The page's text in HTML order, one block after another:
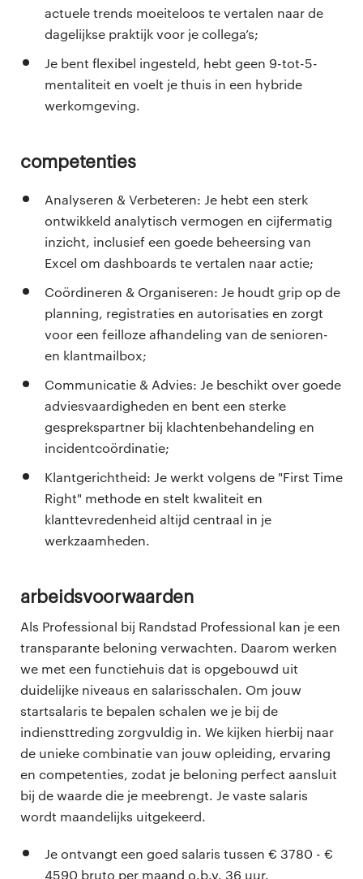
actuele trends moeiteloos te vertalen naar de
dagelijkse praktijk voor je collega’s;
Je bent flexibel ingesteld, hebt geen 9-tot-5-
mentaliteit en voelt je thuis in een hybride
werkomgeving.
Competenties
Analyseren & Verbeteren: Je hebt een sterk
ontwikkeld analytisch vermogen en cijfermatig
inzicht, inclusief een goede beheersing van
Excel om dashboards te vertalen naar actie;
Coördineren & Organiseren: Je houdt grip op de
planning, registraties en autorisaties en zorgt
voor een feilloze afhandeling van de senioren-
en klantmailbox;
Communicatie & Advies: Je beschikt over goede
adviesvaardigheden en bent een sterke
gesprekspartner bij klachtenbehandeling en
incidentcoördinatie;
Klantgerichtheid: Je werkt volgens de "First Time
Right" methode en stelt kwaliteit en
klanttevredenheid altijd centraal in je
werkzaamheden.
Arbeidsvoorwaarden
Als Professional bij Randstad Professional kan je een
transparante beloning verwachten. Daarom werken
we met een functiehuis dat is opgebouwd uit
duidelijke niveaus en salarisschalen. Om jouw
startsalaris te bepalen schalen we je bij de
indiensttreding zorgvuldig in. We kijken hierbij naar
de unieke combinatie van jouw opleiding, ervaring
en competenties, zodat je beloning perfect aansluit
bij de waarde die je meebrengt. Je vaste salaris
wordt maandelijks uitgekeerd.
Je ontvangt een goed salaris tussen € 3780 - €
4590 bruto per maand o.b.v. 36 uur.